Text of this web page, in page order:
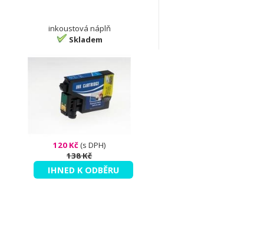
inkoustová náplň
Skladem
120 Kč(s DPH)
138 Kč
IHNED K ODBĚRU